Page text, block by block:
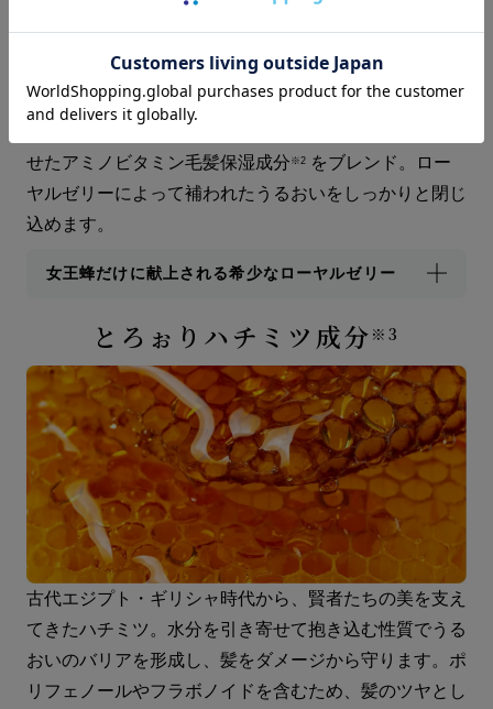
養素が含まれるローヤルゼリーは、まるで美容液。毛髪
内部のアミノ酸との親和性が高く、補修レベルの高い保
せたアミノビタミン毛髪保湿成分 ※2をブレンド。ロー
ヤルゼリーによって補われたうるおいをしっかりと閉じ
込めます。
女王蜂だけに献上される希少なローヤルゼリー
とろぉりハチミツ成分 ※3
古代エジプト・ギリシャ時代から、賢者たちの美を支え
てきたハチミツ。水分を引き寄せて抱き込む性質でうる
おいのバリアを形成し、髪をダメージから守ります。ポ
リフェノールやフラボノイドを含むため、髪のツヤとし